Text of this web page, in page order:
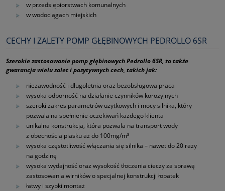
w przedsiębiorstwach komunalnych
w wodociągach miejskich
CECHY I ZALETY POMP GŁĘBINOWYCH PEDROLLO 6SR
Szerokie zastosowanie pomp głębinowych Pedrollo 6SR, to także
gwarancja wielu zalet i pozytywnych cech, takich jak:
niezawodność i długoletnia oraz bezobsługowa praca
wysoka odporność na działanie czynników korozyjnych
szeroki zakres parametrów użytkowych i mocy silnika, który
pozwala na spełnienie oczekiwań każdego klienta
unikalna konstrukcja, która pozwala na transport wody
z obecnością piasku aż do 100mg/m³
wysoka częstotliwość włączania się silnika – nawet do 20 razy
na godzinę
wysoka wydajność oraz wysokość tłoczenia cieczy za sprawą
zastosowania wirników o specjalnej konstrukcji łopatek
łatwy i szybki montaż